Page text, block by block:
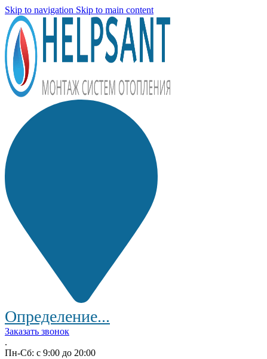
Skip to navigation Skip to main content
Определение...
Заказать звонок
.
Пн-Сб: с 9:00 до 20:00